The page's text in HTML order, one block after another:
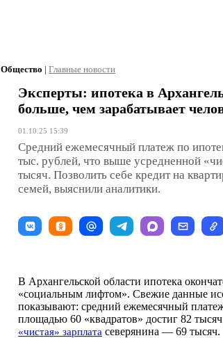
Общество | Главные новости
Эксперты: ипотека в
больше, чем зарабатывает
01.10.25 15:39
Средний ежемесячный платеж по
тыс. рублей, что выше усредненной
тысяч. Позволить себе кредит на
семей, выяснили аналитики.
В Архангельской области ипотека
«социальным лифтом». Свежие данные
показывают: средний ежемесячный
площадью 60 «квадратов» достиг 82
«чистая» зарплата северянина — 69 тысяч.